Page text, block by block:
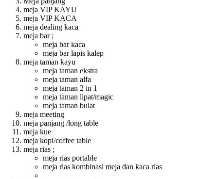
meja VIP KAYU
meja VIP KACA
meja dealing kaca
meja bar ;
meja bar kaca
meja bar lapis kalep
meja taman kayu
meja taman ekstra
meja taman alfa
meja taman 2 in 1
meja taman lipat/magic
meja taman bulat
meja meeting
meja panjang /long table
meja kue
meja kopi/coffee table
meja rias ;
meja rias portable
meja rias kombinasi meja dan kaca rias